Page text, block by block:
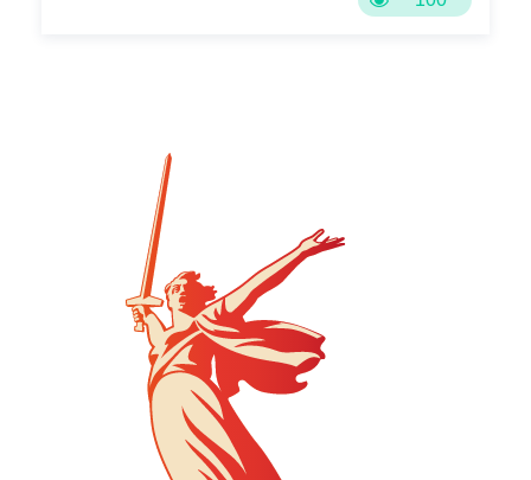
перешли в республиканский Комитет по
учреждений Владикавказа имеют право
Чтобы воспользоваться льготой,
необходимо оформить школьный
проездной.
Что еще важно знать - смотрите в
карточках.